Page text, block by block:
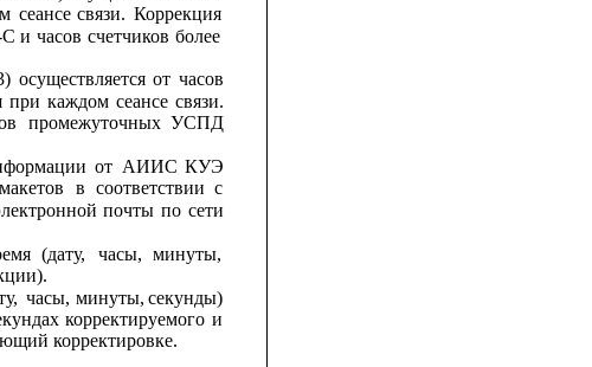
сеансе связи. Коррекция
и часов счетчиков более
осуществляется от часов
при каждом сеансе связи.
промежуточных УСПД
от АИИС КУЭ
в соответствии с
почты по сети
(дату, часы, минуты,
часы, минуты, секунды)
корректируемого и
корректировке.